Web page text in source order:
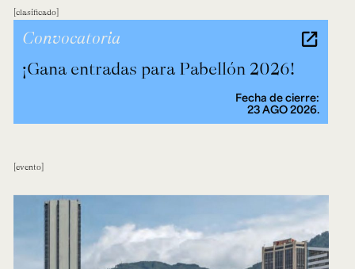
clasificado
¡Gana entradas para Pabellón 2026!
Convocatoria
Fecha de cierre:
23 AGO 2026.
evento